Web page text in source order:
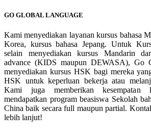
GO GLOBAL LANGUAGE
Kami menyediakan layanan kursus bahasa
Korea, kursus bahasa Jepang. Untuk
selain menyediakan kursus Mandarin
advance (KIDS maupun DEWASA), Go
menyediakan kursus HSK bagi mereka
HSK untuk keperluan bekerja atau
Kami juga memberikan kesempatan
mendapatkan program beasiswa Sekolah
China baik secara full maupun partial.
lebih lanjut!